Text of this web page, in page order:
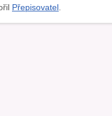
Přepisovatel .